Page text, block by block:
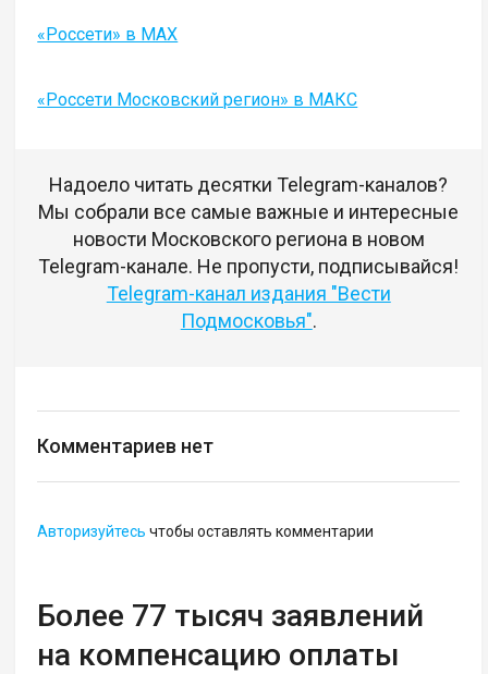
«Россети» в MAX
«Россети Московский регион» в МАКС
Надоело читать десятки Telegram-каналов?
Мы собрали все самые важные и интересные
новости Московского региона в новом
Telegram-канале. Не пропусти, подписывайся!
Telegram-канал издания "Вести
Подмосковья".
Комментариев нет
Авторизуйтесь чтобы оставлять комментарии
Более 77 тысяч заявлений
на компенсацию оплаты